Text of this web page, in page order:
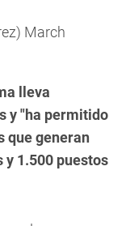
March
lleva
y "ha permitido
que generan
y 1.500 puestos